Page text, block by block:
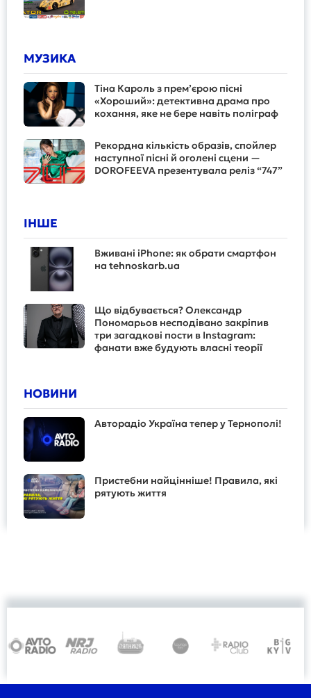
МУЗИКА
Тіна Кароль з прем’єрою пісні
«Хороший»: детективна драма про
кохання, яке не бере навіть поліграф
Рекордна кількість образів, спойлер
наступної пісні й оголені сцени —
DOROFEEVA презентувала реліз “747”
ІНШЕ
Вживані iPhone: як обрати смартфон
на tehnoskarb.ua
Що відбувається? Олександр
Пономарьов несподівано закріпив
три загадкові пости в Instagram:
фанати вже будують власні теорії
НОВИНИ
Авторадіо Україна тепер у Тернополі!
Пристебни найцінніше! Правила, які
рятують життя